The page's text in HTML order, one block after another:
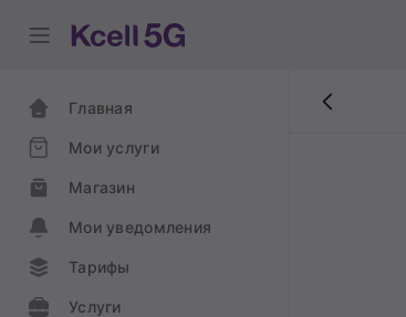
Главная
Мои услуги
Магазин
Мои уведомления
Тарифы
Услуги